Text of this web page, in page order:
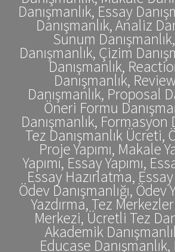
Danışmanlık, Essay
Danışmanlık, Analiz
Sunum
Danışmanlık, Çizim
Danışmanlık,
Danışmanlık,
Danışmanlık, Proposal
Öneri Formu
Danışmanlık, Formasyon
Tez Danışmanlık Ücreti,
Proje Yapımı, Makale
Yapımı, Essay Yapımı,
Essay Hazırlatma,
Ödev Danışmanlığı, Ödev
Yazdırma, Tez
Merkezi, Ücretli Tez
Akademik
Educase